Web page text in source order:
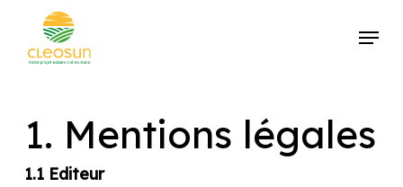
Passer
contenu
Menu
1. Mentions légales
1.1 Editeur